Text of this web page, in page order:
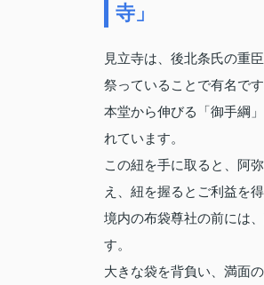
寺」
見立寺は、後北条氏の重
祭っていることで有名です
本堂から伸びる「御手綱
れています。
この紐を手に取ると、阿
え、紐を握るとご利益を
境内の布袋尊社の前には
す。
大きな袋を背負い、満面